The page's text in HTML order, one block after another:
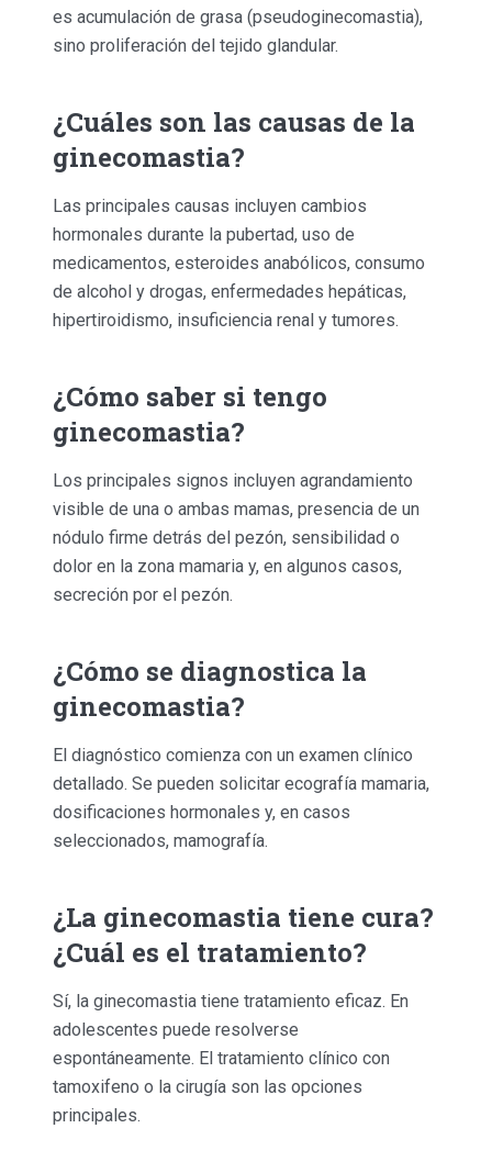
es acumulación de grasa (pseudoginecomastia),
sino proliferación del tejido glandular.
¿Cuáles son las causas de la
ginecomastia?
Las principales causas incluyen cambios
hormonales durante la pubertad, uso de
medicamentos, esteroides anabólicos, consumo
de alcohol y drogas, enfermedades hepáticas,
hipertiroidismo, insuficiencia renal y tumores.
¿Cómo saber si tengo
ginecomastia?
Los principales signos incluyen agrandamiento
visible de una o ambas mamas, presencia de un
nódulo firme detrás del pezón, sensibilidad o
dolor en la zona mamaria y, en algunos casos,
secreción por el pezón.
¿Cómo se diagnostica la
ginecomastia?
El diagnóstico comienza con un examen clínico
detallado. Se pueden solicitar ecografía mamaria,
dosificaciones hormonales y, en casos
seleccionados, mamografía.
¿La ginecomastia tiene cura?
¿Cuál es el tratamiento?
Sí, la ginecomastia tiene tratamiento eficaz. En
adolescentes puede resolverse
espontáneamente. El tratamiento clínico con
tamoxifeno o la cirugía son las opciones
principales.